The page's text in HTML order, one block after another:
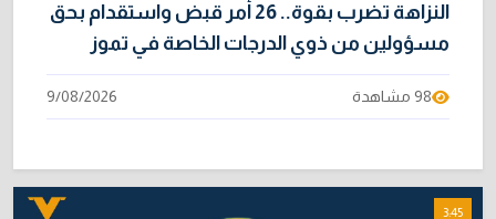
النزاهة تضرب بقوة.. 26 أمر قبض واستقدام بحق
مسؤولين من ذوي الدرجات الخاصة في تموز
98 مشاهدة 9/08/2026
3:45